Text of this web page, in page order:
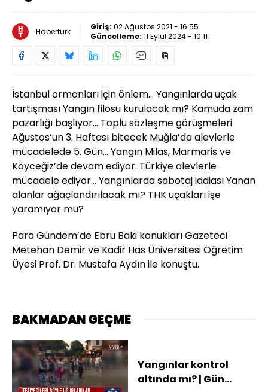
Habertürk Giriş: 02 Ağustos 2021 - 16:55
Güncelleme: 11 Eylül 2024 - 10:11
İstanbul ormanları için önlem… Yangınlarda uçak
tartışması Yangın filosu kurulacak mı? Kamuda zam
pazarlığı başlıyor… Toplu sözleşme görüşmeleri
Ağustos’un 3. Haftası bitecek Muğla’da alevlerle
mücadelede 5. Gün… Yangın Milas, Marmaris ve
Köyceğiz’de devam ediyor. Türkiye alevlerle
mücadele ediyor… Yangınlarda sabotaj iddiası Yanan
alanlar ağaçlandırılacak mı? THK uçakları işe
yaramıyor mu?
Para Gündem’de Ebru Baki konukları Gazeteci
Metehan Demir ve Kadir Has Üniversitesi Öğretim
Üyesi Prof. Dr. Mustafa Aydın ile konuştu.
BAKMADAN GEÇME
Yangınlar kontrol
altında mı? | Gün